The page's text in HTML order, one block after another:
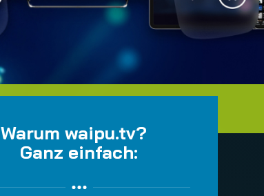
Warum waipu.tv?
Ganz einfach: